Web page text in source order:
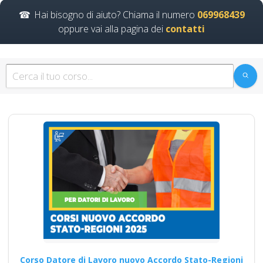
aziendale per garantire un
ambiente…
Mentoring per una
comunicazione
efficace sulla
sicurezza aziendale
Nuovo accordo stato
regioni 2025 corso
formatori
videoconferenza fad
Hai bisogno di aiuto? Chiama il numero 069968439
oppure vai alla pagina dei contatti
Corso Datore di Lavoro nuovo Accordo Stato-Regioni